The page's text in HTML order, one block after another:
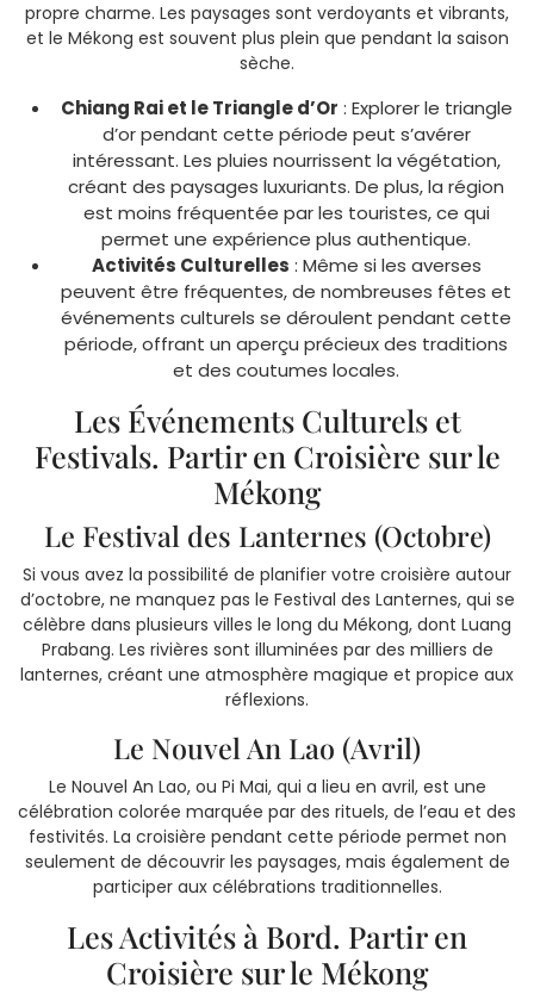
propre charme. Les paysages sont verdoyants et vibrants,
et le Mékong est souvent plus plein que pendant la saison
sèche.
Chiang Rai et le Triangle d’Or : Explorer le triangle
d’or pendant cette période peut s’avérer
intéressant. Les pluies nourrissent la végétation,
créant des paysages luxuriants. De plus, la région
est moins fréquentée par les touristes, ce qui
permet une expérience plus authentique.
Activités Culturelles : Même si les averses
peuvent être fréquentes, de nombreuses fêtes et
événements culturels se déroulent pendant cette
période, offrant un aperçu précieux des traditions
et des coutumes locales.
Les Événements Culturels et
Festivals. Partir en Croisière sur le
Mékong
Le Festival des Lanternes (Octobre)
Si vous avez la possibilité de planifier votre croisière autour
d’octobre, ne manquez pas le Festival des Lanternes, qui se
célèbre dans plusieurs villes le long du Mékong, dont Luang
Prabang. Les rivières sont illuminées par des milliers de
lanternes, créant une atmosphère magique et propice aux
réflexions.
Le Nouvel An Lao (Avril)
Le Nouvel An Lao, ou Pi Mai, qui a lieu en avril, est une
célébration colorée marquée par des rituels, de l’eau et des
festivités. La croisière pendant cette période permet non
seulement de découvrir les paysages, mais également de
participer aux célébrations traditionnelles.
Les Activités à Bord. Partir en
Croisière sur le Mékong